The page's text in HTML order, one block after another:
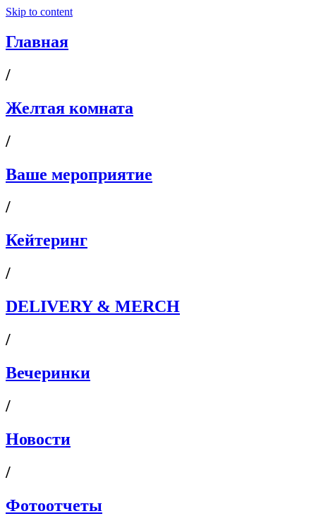
Skip to content
Главная
/
Желтая комната
/
Ваше мероприятие
/
Кейтеринг
/
DELIVERY & MERCH
/
Вечеринки
/
Новости
/
Фотоотчеты